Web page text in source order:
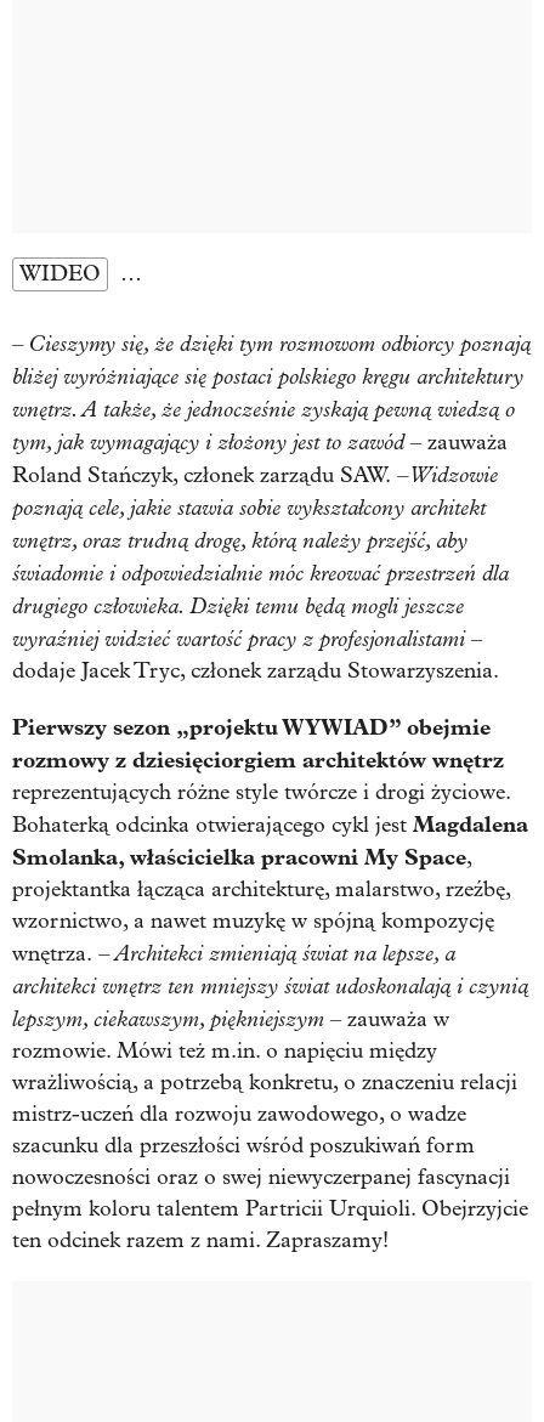
WIDEO …
– Cieszymy się, że dzięki tym rozmowom odbiorcy poznają
bliżej wyróżniające się postaci polskiego kręgu architektury
wnętrz. A także, że jednocześnie zyskają pewną wiedzą o
tym, jak wymagający i złożony jest to zawód– zauważa
Roland Stańczyk, członek zarządu SAW. – Widzowie
poznają cele, jakie stawia sobie wykształcony architekt
wnętrz, oraz trudną drogę, którą należy przejść, aby
świadomie i odpowiedzialnie móc kreować przestrzeń dla
drugiego człowieka. Dzięki temu będą mogli jeszcze
wyraźniej widzieć wartość pracy z profesjonalistami–
dodaje Jacek Tryc, członek zarządu Stowarzyszenia.
Pierwszy sezon „projektu WYWIAD” obejmie
rozmowy z dziesięciorgiem architektów wnętrz
reprezentujących różne style twórcze i drogi życiowe.
Bohaterką odcinka otwierającego cykl jest Magdalena
Smolanka, właścicielka pracowni My Space,
projektantka łącząca architekturę, malarstwo, rzeźbę,
wzornictwo, a nawet muzykę w spójną kompozycję
wnętrza. – Architekci zmieniają świat na lepsze, a
architekci wnętrz ten mniejszy świat udoskonalają i czynią
lepszym, ciekawszym, piękniejszym – zauważa w
rozmowie. Mówi też m.in. o napięciu między
wrażliwością, a potrzebą konkretu, o znaczeniu relacji
mistrz-uczeń dla rozwoju zawodowego, o wadze
szacunku dla przeszłości wśród poszukiwań form
nowoczesności oraz o swej niewyczerpanej fascynacji
pełnym koloru talentem Partricii Urquioli. Obejrzyjcie
ten odcinek razem z nami. Zapraszamy!